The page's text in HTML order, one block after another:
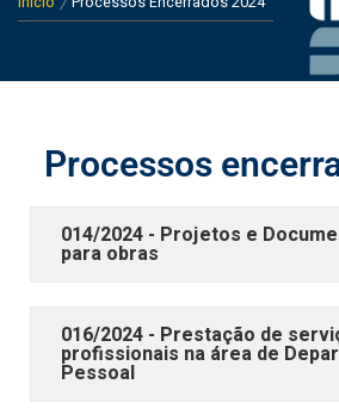
Processos
014/2024 - Projetos e
para obras
016/2024 - Prestação de
profissionais na área de
Pessoal